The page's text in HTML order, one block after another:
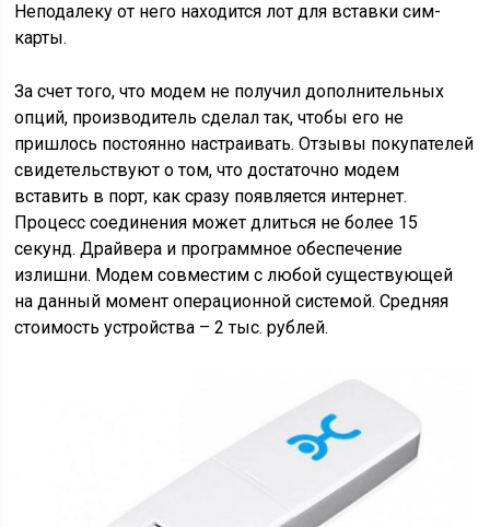
Неподалеку от него находится лот для вставки сим-
карты.
За счет того, что модем не получил дополнительных
опций, производитель сделал так, чтобы его не
пришлось постоянно настраивать. Отзывы покупателей
свидетельствуют о том, что достаточно модем
вставить в порт, как сразу появляется интернет.
Процесс соединения может длиться не более 15
секунд. Драйвера и программное обеспечение
излишни. Модем совместим с любой существующей
на данный момент операционной системой. Средняя
стоимость устройства – 2 тыс. рублей.